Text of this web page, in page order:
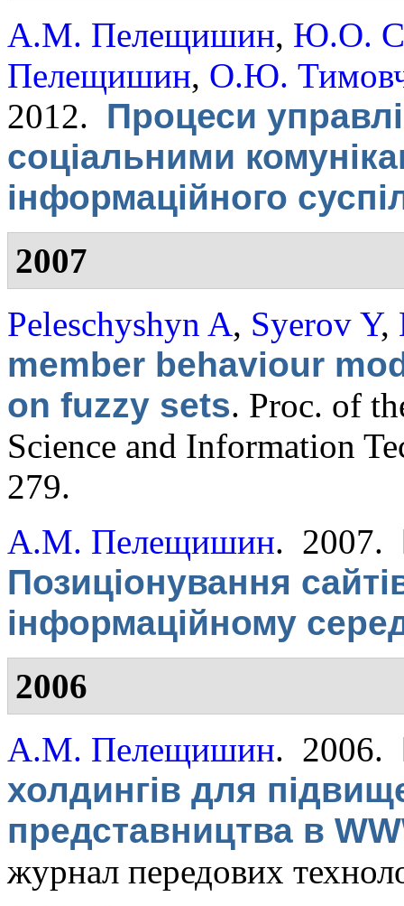
А.М. Пелещишин, Ю.О.
Пелещишин, О.Ю.
2012. Процеси
соціальними
інформаційного
2007
Peleschyshyn A, Syerov Y,
member behaviour
on fuzzy sets. Proc. of
Science and Information
279.
А.М. Пелещишин. 2007.
Позиціонування
інформаційному
2006
А.М. Пелещишин. 2006.
холдингів для
представництва в
журнал передових